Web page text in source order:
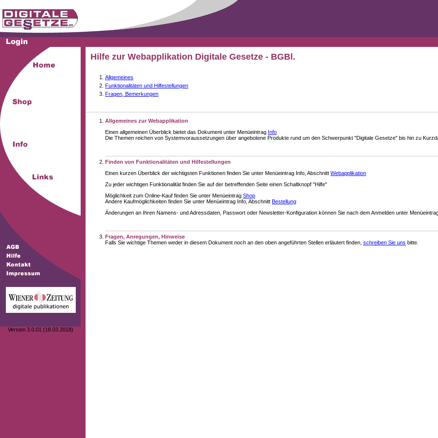
Version 3.0.01 (18.03.2018)
Hilfe zur Webapplikation Digitale Gesetze - BGBl.
Allgemeines
Funktionalitäten und Hilfestellungen
Fragen, Bemerkungen
Allgemeines zur Webapplikation
Einen allgemeinen Überblick bietet das Dokument unter Menüeintrag Info
Die Themen reichen von Systemvoraussetzungen über angebotene Produkte rund um den Schwerpunkt "Digitale Gesetze" bis hin zu
Finden von Funktionalitäten und Hilfestellungen
Einen kurzen Überblick der wichtigsten Funktionen finden Sie unter Menüeintrag Info, Abschnitt Webapplikation
Zu jeder wichtigen Funktionalität finden Sie auf der betreffenden Seite einen Schaltknopf "Hilfe"
Möglichkeit zum Online-Kauf finden Sie unter Menüeintrag Shop
Andere Kaufmöglichkeiten finden Sie unter Menüeintrag Info, Abschnitt Bestellung
Änderungen an Ihren Namens- und Adressdaten, Passwort oder Newsletter-Konfiguration können Sie nach dem Anmelden unter
Fragen, Anregungen, Hinweise
Falls Sie wichtige Themen weder in diesem Dokument noch an den oben angeführten Stellen erläutert finden, schreiben Sie uns bitte.